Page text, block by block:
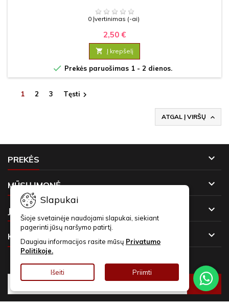
0 Įvertinimas (-ai)
2,50 €
 Į krepšelį
 Prekės paruošimas 1 - 2 dienos.
1 2 3 Tęsti 
ATGAL Į VIRŠŲ 
PREKĖS 
MŪSŲ ĮMONĖ 
JŪSŲ PASKYRA 
KONTAKTAI 
Slapukai
Šioje svetainėje naudojami slapukai, siekiant
pagerinti jūsų naršymo patirtį.
Daugiau informacijos rasite mūsų Privatumo
Politikoje.
Išeiti Priimti
NAUJIENLAIŠKIAI